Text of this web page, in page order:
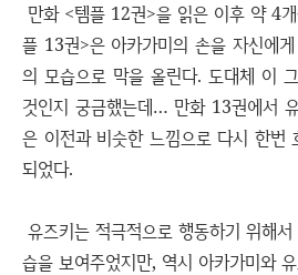
만화 <템플 12권>을 읽은 이후 약 4
플 13권>은 아카가미의 손을 자신에
의 모습으로 막을 올린다. 도대체 이
것인지 궁금했는데… 만화 13권에서
은 이전과 비슷한 느낌으로 다시 한번
되었다.
유즈키는 적극적으로 행동하기 위해
습을 보여주었지만, 역시 아카가미와